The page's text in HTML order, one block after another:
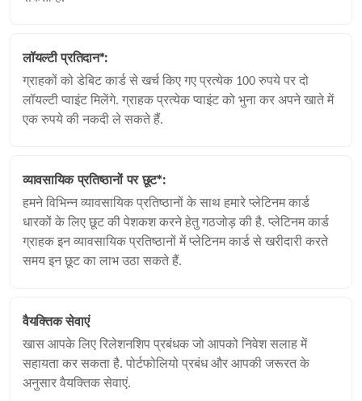
लॉयल्टी प्रतिदान*:
ग्राहकों को डेबिट कार्ड से खर्च किए गए प्रत्येक 100 रुपये पर दो
लॉयल्टी प्वाइंट मिलेंगे. ग्राहक प्रत्येक प्वाइंट को भुना कर अपने खाते में
एक रुपये की नकदी ले सकते हैं.
व्यावसायिक प्रतिष्ठानों पर छूट*:
हमने विभिन्न व्यावसायिक प्रतिष्ठानों के साथ हमारे प्लेटिनम कार्ड
धारकों के लिए छूट की पेशकश करने हेतु गठजोड़ की है. प्लेटिनम कार्ड
ग्राहक इन व्यावसायिक प्रतिष्ठानों में प्लेटिनम कार्ड से खरीदारी करते
समय इन छूट का लाभ उठा सकते हैं.
वैयक्तिक सेवाएं
खास आपके लिए रिलेशनशिप प्रबंधक जो आपको निवेश सलाह में
सहायता कर सकता है. पोर्टफोलियो प्रबंध और आपकी जरूरत के
अनुसार वैयक्तिक सेवाएं.